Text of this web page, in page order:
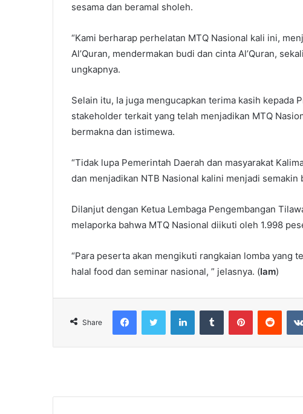
sesama dan beramal sholeh.
“Kami berharap perhelatan MTQ Nasional kali ini,
Al’Quran, mendermakan budi dan cinta Al’Quran,
ungkapnya.
Selain itu, Ia juga mengucapkan terima kasih kepada
stakeholder terkait yang telah menjadikan MTQ
bermakna dan istimewa.
“Tidak lupa Pemerintah Daerah dan masyarakat
dan menjadikan NTB Nasional kalini menjadi semakin
Dilanjut dengan Ketua Lembaga Pengembangan
melaporka bahwa MTQ Nasional diikuti oleh 1.998
“Para peserta akan mengikuti rangkaian lomba yang
halal food dan seminar nasional, ” jelasnya. (Iam)
Share
FacebookTwitter LinkedIn Tumblr Pinterest